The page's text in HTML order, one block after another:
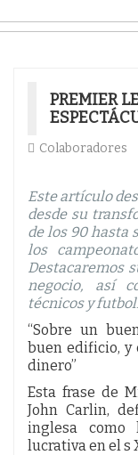
PREMIER
Colaboradores
Este artículo
desde su
de los 90 hasta
los
Destacaremos
negocio, así
técnicos y
“Sobre un
buen edificio, y
dinero”
Esta frase de
John Carlin,
inglesa como
lucrativa en el s